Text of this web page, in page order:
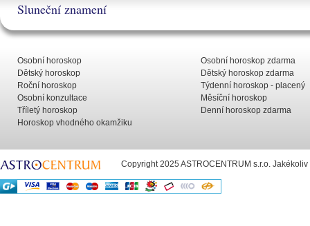
Sluneční znamení
Osobní horoskop
Dětský horoskop
Roční horoskop
Osobní konzultace
Tříletý horoskop
Horoskop vhodného okamžiku
Osobní horoskop zdarma
Dětský horoskop zdarma
Týdenní horoskop - placený
Měsíční horoskop
Denní horoskop zdarma
Copyright 2025 ASTROCENTRUM s.r.o.